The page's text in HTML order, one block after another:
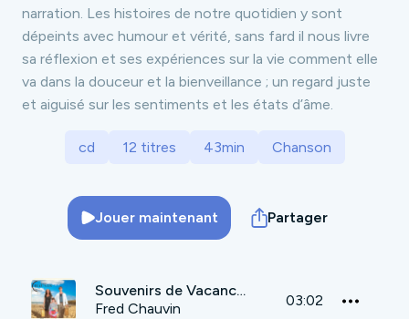
narration. Les histoires de notre quotidien y sont
dépeints avec humour et vérité, sans fard il nous livre
sa réflexion et ses expériences sur la vie comment elle
va dans la douceur et la bienveillance ; un regard juste
et aiguisé sur les sentiments et les états d’âme.
cd 12 titres 43min Chanson
Jouer maintenant Partager
Souvenirs de Vacances
Fred Chauvin
03:02